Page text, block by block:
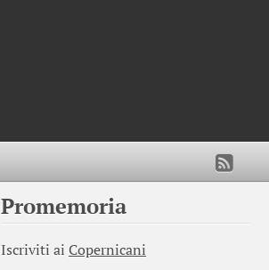
Promemoria
Iscriviti ai Copernicani